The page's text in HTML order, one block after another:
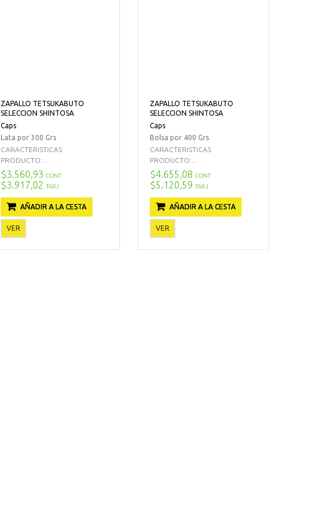
ZAPALLO TETSUKABUTO
SELECCION SHINTOSA
Caps
Lata por 300 Grs
CARACTERISTICAS
PRODUCTO:...
$3.560,93 CONT
$3.917,02 TARJ
AÑADIR A LA CESTA
VER
ZAPALLO TETSUKABUTO
SELECCION SHINTOSA
Caps
Bolsa por 400 Grs
CARACTERISTICAS
PRODUCTO:...
$4.655,08 CONT
$5.120,59 TARJ
AÑADIR A LA CESTA
VER